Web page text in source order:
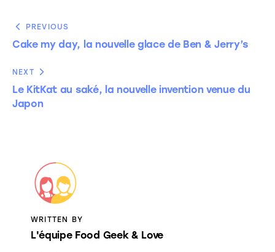
PREVIOUS
Cake my day, la nouvelle glace de Ben & Jerry’s
NEXT
Le KitKat au saké, la nouvelle invention venue du
Japon
WRITTEN BY
L'équipe Food Geek & Love